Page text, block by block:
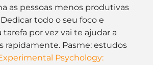
as pessoas menos produtivas
todo o seu foco e
por vez vai te ajudar a
rapidamente. Pasme: estudos
Psychology: